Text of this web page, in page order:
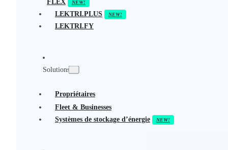
FLEX
LEKTRI.PLUS
LEKTRI.FY
Solutions
Propriétaires
Fleet & Businesses
Systèmes de stockage d’énergie